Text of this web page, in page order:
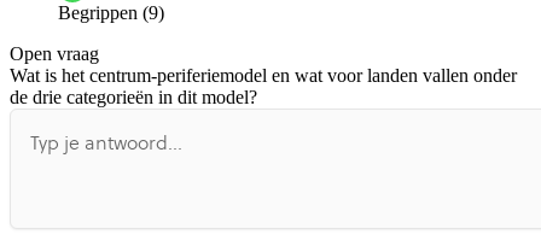
De docent is te langdradig
De uitleg gaat te langzaam
Afspelen werkte niet
Iets anders
Begrippen (9)
Open vraag
Wat is het centrum-periferiemodel en wat voor landen vallen onder
de drie categorieën in dit model?